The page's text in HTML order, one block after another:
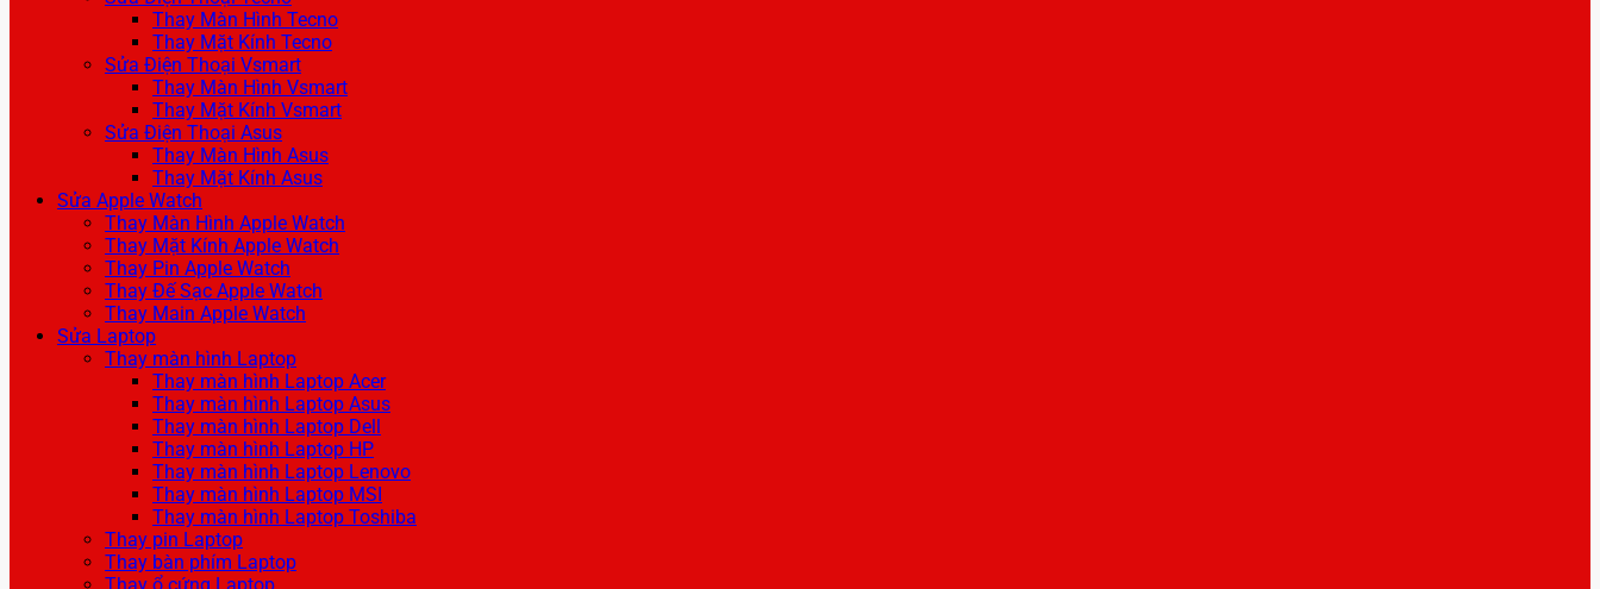
Thay Màn Hình Tecno
Thay Mặt Kính Tecno
Sửa Điện Thoại Vsmart
Thay Màn Hình Vsmart
Thay Mặt Kính Vsmart
Sửa Điện Thoại Asus
Thay Màn Hình Asus
Thay Mặt Kính Asus
Sửa Apple Watch
Thay Màn Hình Apple Watch
Thay Mặt Kính Apple Watch
Thay Pin Apple Watch
Thay Đế Sạc Apple Watch
Thay Main Apple Watch
Sửa Laptop
Thay màn hình Laptop
Thay màn hình Laptop Acer
Thay màn hình Laptop Asus
Thay màn hình Laptop Dell
Thay màn hình Laptop HP
Thay màn hình Laptop Lenovo
Thay màn hình Laptop MSI
Thay màn hình Laptop Toshiba
Thay pin Laptop
Thay bàn phím Laptop